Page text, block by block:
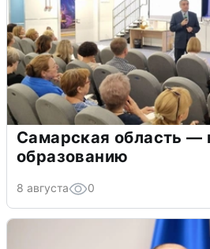
Самарская область —
образованию
8 августа 0